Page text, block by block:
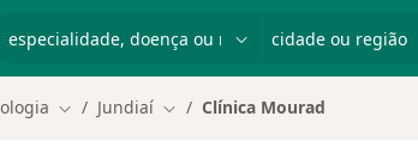
Mudar de cidade
Jundiaí Mudar de cidade
Clínica Mourad